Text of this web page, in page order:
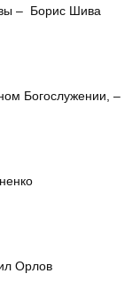
– Борис Шива
Богослужении, –
Орлов